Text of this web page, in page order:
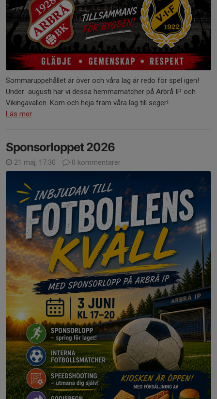
Sommaruppehållet är över och våra lag är redo för spel igen!
Under augusti har vi dessa hemmamatcher på Arbrå IP och
Vikingavallen. Kom och heja fram våra lag till seger!
Läs mer
Sponsorloppet 2026
21 maj, 17:30 0 kommentarer